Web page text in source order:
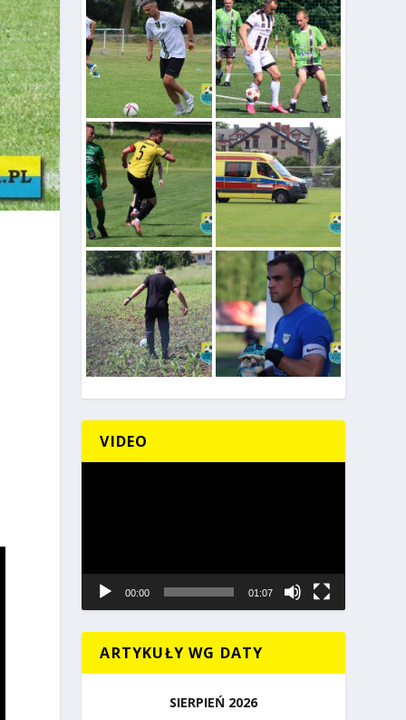
VIDEO
00:00 01:07
ARTYKUŁY WG DATY
SIERPIEŃ 2026